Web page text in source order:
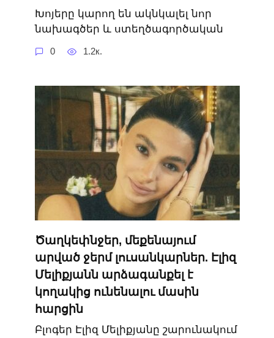
Խոյերը կարող են ակնկալել նոր
նախագծեր և ստեղծագործական
0 1.2к.
Ծաղկեփնջեր, մեքենայում
արված ջերմ լուսանկարներ. Էլիզ
Մելիքյանն արձագանքել է
կողակից ունենալու մասին
հարցին
Բլոգեր Էլիզ Մելիքյանը շարունակում